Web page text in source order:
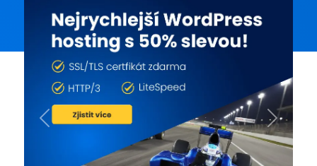
Previous Next